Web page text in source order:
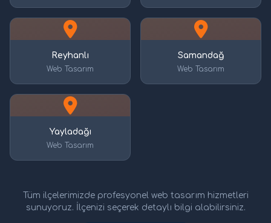
Reyhanlı
Web Tasarım
Samandağ
Web Tasarım
Yayladağı
Web Tasarım
Tüm ilçelerimizde profesyonel web tasarım hizmetleri
sunuyoruz. İlçenizi seçerek detaylı bilgi alabilirsiniz.